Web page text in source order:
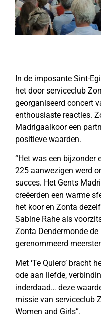
In de imposante Sint-
het door serviceclub
georganiseerd concert
enthousiaste reacties.
Madrigaalkoor een
positieve waarden.
“Het was een bijzonder
225 aanwezigen werd
succes. Het Gents
creëerden een warme
het koor en Zonta
Sabine Rahe als
Zonta Dendermonde
gerenommeerd
Met ‘Te Quiero’ bracht
ode aan liefde,
inderdaad… deze
missie van serviceclub
Women and Girls”.